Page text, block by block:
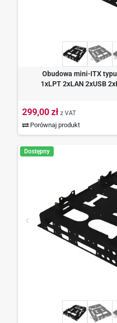
Obudowa mini-ITX
1xLPT 2xLAN 2xUSB
299,00 zł z VAT
Porównaj produkt
Dostępny